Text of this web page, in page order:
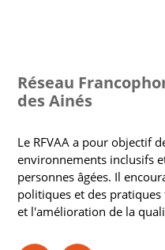
Réseau
des Ainés
Le RFVAA a pour objectif
environnements inclusifs
personnes âgées. Il
politiques et des
et l'amélioration de la